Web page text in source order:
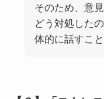
そのため、意
どう対処した
体的に話すこ